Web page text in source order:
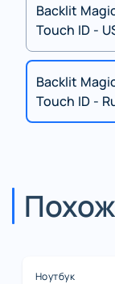
Backlit
Touch ID -
Backlit
Touch ID -
Ноутбук